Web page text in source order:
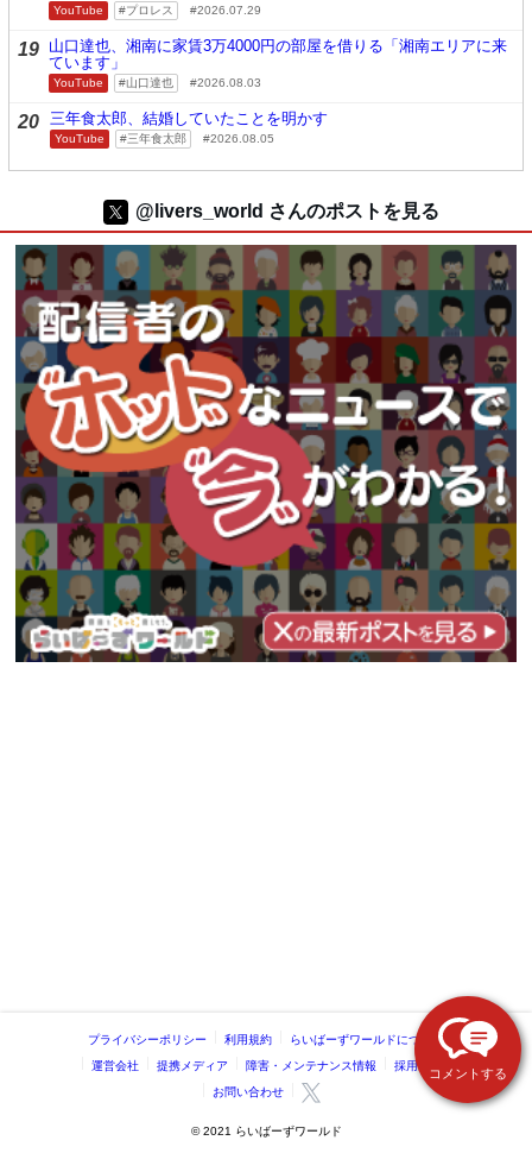
コメントする
YouTube プロレス 2026.07.29
19 山口達也、湘南に家賃3万4000円の部屋を借りる「湘南エリアに来
ています」
YouTube 山口達也 2026.08.03
20 三年食太郎、結婚していたことを明かす
YouTube 三年食太郎 2026.08.05
@livers_world さんのポストを見る
プライバシーポリシー 利用規約 らいばーずワールドについて
運営会社 提携メディア 障害・メンテナンス情報 採用情報
お問い合わせ
©️ 2021 らいばーずワールド